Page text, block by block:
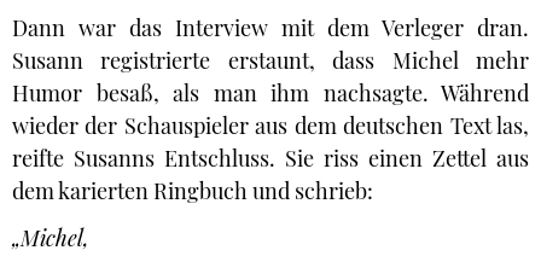
Dann war das Interview mit dem Verleger dran.
Susann registrierte erstaunt, dass Michel mehr
Humor besaß, als man ihm nachsagte. Während
wieder der Schauspieler aus dem deutschen Text las,
reifte Susanns Entschluss. Sie riss einen Zettel aus
dem karierten Ringbuch und schrieb:
„Michel,